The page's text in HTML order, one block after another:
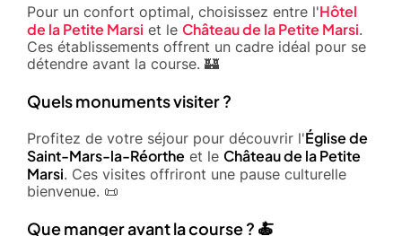
Pour un confort optimal, choisissez entre l'Hôtel
de la Petite Marsi et le Château de la Petite Marsi.
Ces établissements offrent un cadre idéal pour se
détendre avant la course. 🏰
Quels monuments visiter ?
Profitez de votre séjour pour découvrir l'Église de
Saint-Mars-la-Réorthe et le Château de la Petite
Marsi. Ces visites offriront une pause culturelle
bienvenue. 📜
Que manger avant la course ? 🍝